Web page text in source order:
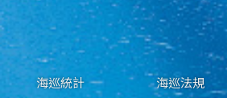
海巡統計 海巡法規